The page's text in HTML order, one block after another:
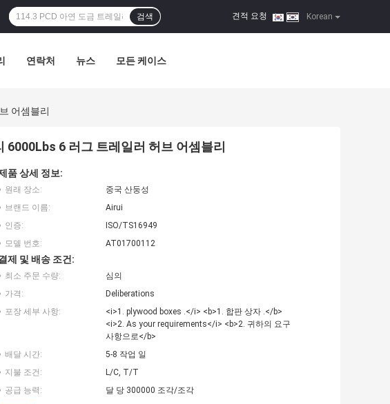
Korean
견적 요청 |
검색
연락처 뉴스 모든 케이스
어셈블리
6000Lbs 6 러그 트레일러 허브 어셈블리
품 상세 정보:
원래 장소:
중국 산둥성
브랜드 이름:
Airui
인증:
ISO/TS16949
모델 번호:
AT01700112
제 및 배송 조건:
최소 주문 수량:
심의
가격:
Deliberations
포장 세부 사항:
<i>1. plywood boxes .</i> <b>1. 합판 상자 .</b>
<i>2. As your requirements</i> <b>2. 귀하의 요구
사항으로</b>
배달 시간:
5-8 작업 일
지불 조건:
L/C, T/T
공급 능력:
달 당 300000 조각/조각